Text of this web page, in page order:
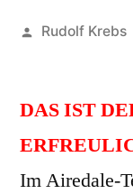
Veröffentlicht
Rudolf Krebs
DAS IST
Im Airedale-